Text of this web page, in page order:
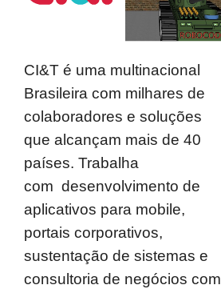
CI&T é uma multinacional
Brasileira com milhares de
colaboradores e soluções
que alcançam mais de 40
países. Trabalha
com desenvolvimento de
aplicativos para mobile,
portais corporativos,
sustentação de sistemas e
consultoria de negócios com